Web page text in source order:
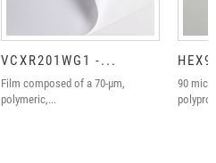
VCXR201WG1 -...
Film composed of a 70-µm,
polymeric,...
90